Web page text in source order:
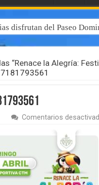
disfrutan del Paseo
“Renace la Alegría:
Comentarios